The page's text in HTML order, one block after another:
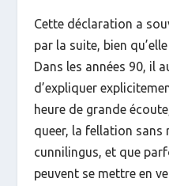
Cette déclaration a
par la suite, bien
Dans les années 90, il
d’expliquer
heure de grande
queer, la fellation sans
cunnilingus, et que
peuvent se mettre en